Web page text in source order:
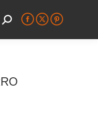
Search: Facebook
page
X
page
Pinterest
page